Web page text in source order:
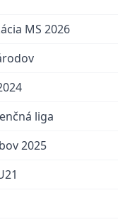
MS 2026
liga
2025
sa dohodol
Gretzky
liga